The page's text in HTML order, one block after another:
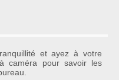
et ayez à votre
caméra pour savoir les